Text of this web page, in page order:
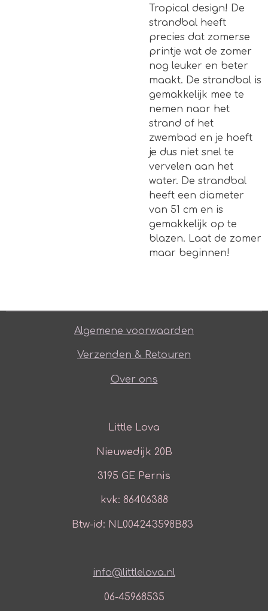
Tropical design! De
strandbal heeft
precies dat zomerse
printje wat de zomer
nog leuker en beter
maakt. De strandbal is
gemakkelijk mee te
nemen naar het
strand of het
zwembad en je hoeft
je dus niet snel te
vervelen aan het
water. De strandbal
heeft een diameter
van 51 cm en is
gemakkelijk op te
blazen. Laat de zomer
maar beginnen!
Algemene voorwaarden
Verzenden & Retouren
Over ons
Little Lova
Nieuwedijk 20B
3195 GE Pernis
kvk: 86406388
Btw-id: NL004243598B83
info@littlelova.nl
06-45968535